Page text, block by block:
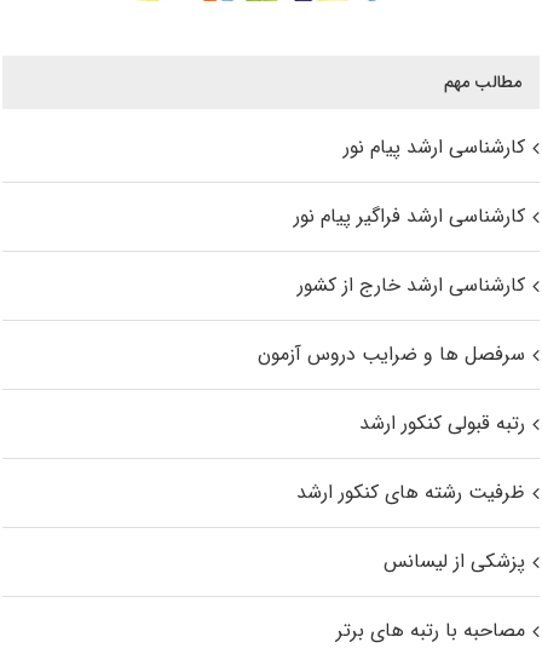
مطالب مهم
کارشناسی ارشد پیام نور
کارشناسی ارشد فراگیر پیام نور
کارشناسی ارشد خارج از کشور
سرفصل ها و ضرایب دروس آزمون
رتبه قبولی کنکور ارشد
ظرفیت رشته های کنکور ارشد
پزشکی از لیسانس
مصاحبه با رتبه های برتر